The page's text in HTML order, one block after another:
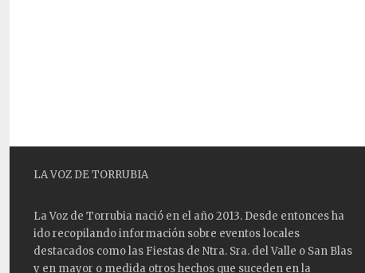
LA VOZ DE TORRUBIA
La Voz de Torrubia nació en el año 2013. Desde entonces ha
ido recopilando información sobre eventos locales
destacados como las Fiestas de Ntra. Sra. del Valle o San Blas
y en mayor o medida otros hechos que suceden en la